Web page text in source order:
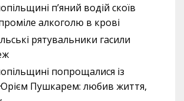
п’яний водій скоїв
алкоголю в крові
рятувальники гасили
попрощалися із
Пушкарем: любив життя,